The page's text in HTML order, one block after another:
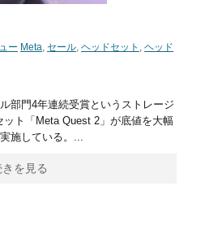
ー Meta, セール, ヘッドセット , ヘッド
部門4年連続受賞というストレージ
ト「Meta Quest 2」が底値を大幅
施している。...
きを見る